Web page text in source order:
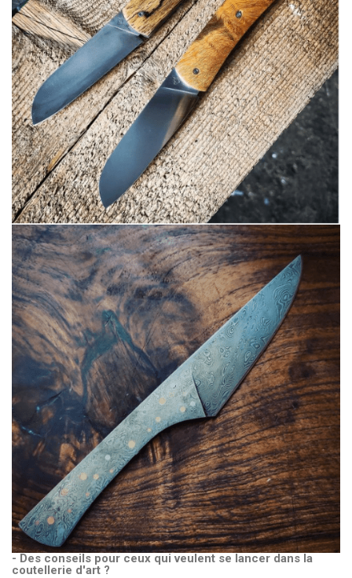
- Des conseils pour ceux qui veulent se lancer dans la
coutellerie d'art ?